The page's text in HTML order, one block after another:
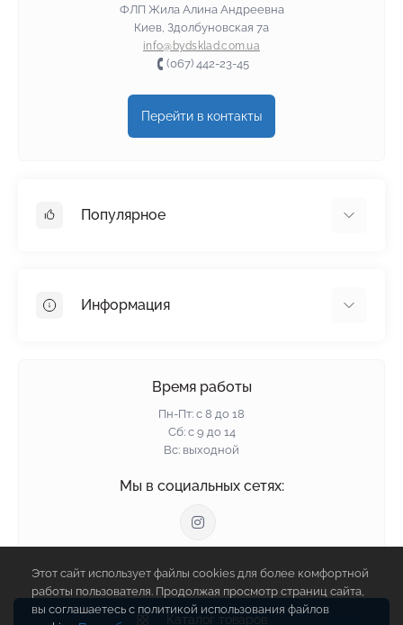
ФЛП Жила Алина Андреевна
Киев, Здолбуновская 7а
info@bydsklad.com.ua
(067) 442-23-45
Перейти в контакты
Популярное
Пенопласт
Информация
Политика конфиденциальности
Карта сайта
Производители
Время работы
Пн-Пт: с 8 до 18
Сб: с 9 до 14
Вс: выходной
Мы в социальных сетях:
Каталог товаров
Этот сайт использует файлы cookies для более комфортной
работы пользователя. Продолжая просмотр страниц сайта,
вы соглашаетесь с политикой использования файлов